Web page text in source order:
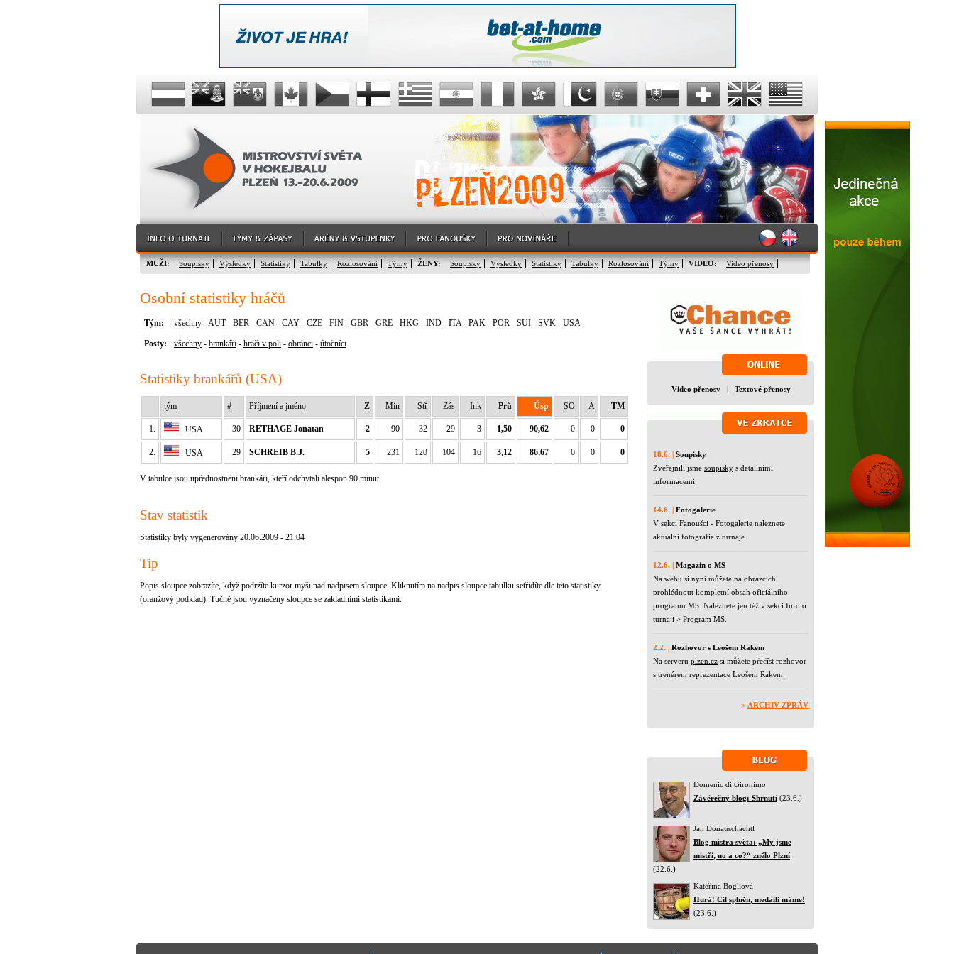
MUŽI: Soupisky Výsledky Statistiky Tabulky Rozlosování Týmy ŽENY: Soupisky Výsledky Statistiky Tabulky Rozlosování Týmy VIDEO: Video přenosy
Osobní statistiky hráčů
Tým: všechny -AUT- BER - CAN - CAY - CZE - FIN - GBR - GRE - HKG - IND - ITA- PAK - POR - SUI - SVK - USA-
Posty: všechny - brankáři - hráči v poli - obránci - útočníci
Statistiky brankářů (USA)
tým # Příjmení a jméno Z Min Stř Zás Ink Prů Úsp SO A TM
1. USA 30 RETHAGE Jonatan 2 90 32 29 3 1,50 90,62 0 0 0
2. USA 29 SCHREIB B.J. 5 231 120 104 16 3,12 86,67 0 0 0
V tabulce jsou upřednostněni brankáři, kteří odchytali alespoň 90 minut.
Stav statistik
Statistiky byly vygenerovány 20.06.2009 - 21:04
Tip
Popis sloupce zobrazíte, když podržíte kurzor myši nad nadpisem sloupce. Kliknutím na nadpis sloupce tabulku setřídíte dle této statistiky
(oranžový podklad). Tučně jsou vyznačeny sloupce se základními statistikami.
Video přenosy| Textové přenosy
18.6. | Soupisky
Zveřejnili jsme soupisky s detailními
informacemi.
14.6. | Fotogalerie
V sekci Fanoušci - Fotogalerie naleznete
aktuální fotografie z turnaje.
12.6. | Magazín o MS
Na webu si nyní můžete na obrázcích
prohlédnout kompletní obsah oficiálního
programu MS. Naleznete jen též v sekci Info o
turnaji > Program MS
2.2. | Rozhovor s Leošem Rakem
Na serveru plzen.cz si můžete přečíst rozhovor
s trenérem reprezentace Leošem Rakem.
» ARCHIV ZPRÁV
Domenic di Gironimo
Závěrečný blog: Shrnutí (23.6.)
Jan Donauschachtl
Blog mistra světa: „My jsme
mistři, no a co?“ znělo Plzní
(22.6.)
Kateřina Bogliová
Hurá! Cíl splněn, medaili máme!
(23.6.)